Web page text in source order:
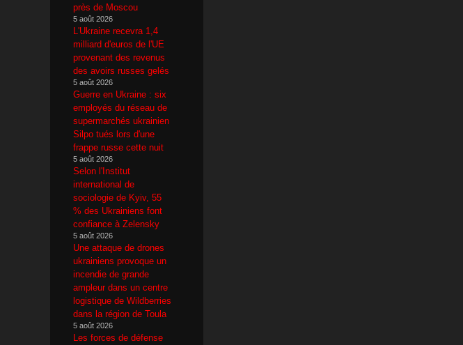
près de Moscou
5 août 2026
L'Ukraine recevra 1,4
milliard d'euros de l'UE
provenant des revenus
des avoirs russes gelés
5 août 2026
Guerre en Ukraine : six
employés du réseau de
supermarchés ukrainien
Silpo tués lors d'une
frappe russe cette nuit
5 août 2026
Selon l'Institut
international de
sociologie de Kyiv, 55
% des Ukrainiens font
confiance à Zelensky
5 août 2026
Une attaque de drones
ukrainiens provoque un
incendie de grande
ampleur dans un centre
logistique de Wildberries
dans la région de Toula
5 août 2026
Les forces de défense